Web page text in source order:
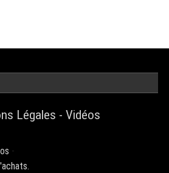
Légales - Vidéos
-